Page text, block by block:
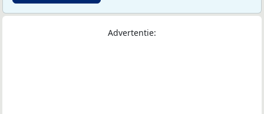
Advertentie: